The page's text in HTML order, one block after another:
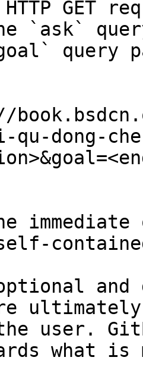
GET
`ask`
query
qu-dong-
and
user.
what